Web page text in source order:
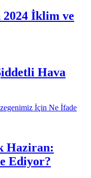
İklim ve
Hava
Haziran:
Ediyor?